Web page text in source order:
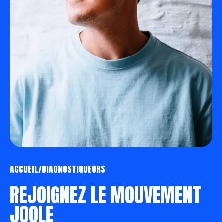
ACCUEIL/DIAGNOSTIQUEURS
REJOIGNEZ LE MOUVEMENT
JOOLE